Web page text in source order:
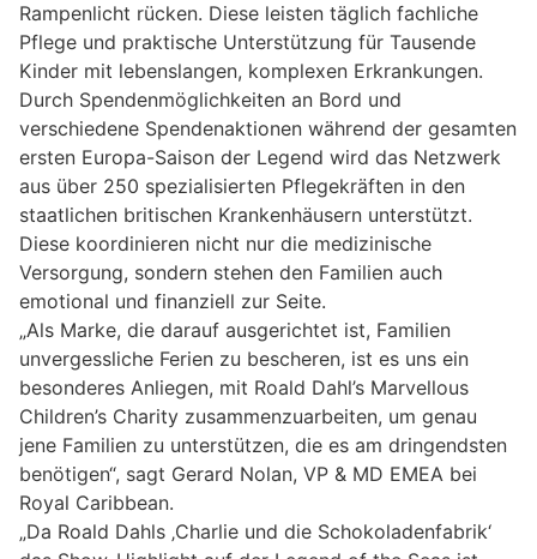
Rampenlicht rücken. Diese leisten täglich fachliche
Pflege und praktische Unterstützung für Tausende
Kinder mit lebenslangen, komplexen Erkrankungen.
Durch Spendenmöglichkeiten an Bord und
verschiedene Spendenaktionen während der gesamten
ersten Europa-Saison der Legend wird das Netzwerk
aus über 250 spezialisierten Pflegekräften in den
staatlichen britischen Krankenhäusern unterstützt.
Diese koordinieren nicht nur die medizinische
Versorgung, sondern stehen den Familien auch
emotional und finanziell zur Seite.
„Als Marke, die darauf ausgerichtet ist, Familien
unvergessliche Ferien zu bescheren, ist es uns ein
besonderes Anliegen, mit Roald Dahl’s Marvellous
Children’s Charity zusammenzuarbeiten, um genau
jene Familien zu unterstützen, die es am dringendsten
benötigen“, sagt Gerard Nolan, VP & MD EMEA bei
Royal Caribbean.
„Da Roald Dahls ‚Charlie und die Schokoladenfabrik‘